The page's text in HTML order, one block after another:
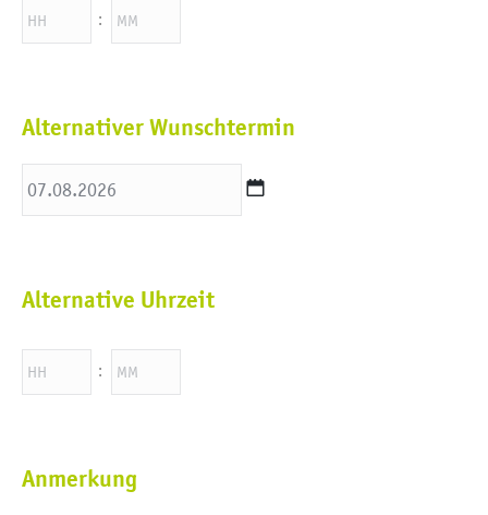
JJJJ
:
Stunden Minuten
Alternativer Wunschtermin
MM
JJJJ
Alternative Uhrzeit
:
Stunden Minuten
Anmerkung